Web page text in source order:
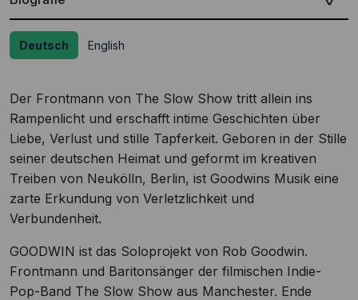
Deutsch English
Der Frontmann von The Slow Show tritt allein ins
Rampenlicht und erschafft intime Geschichten über
Liebe, Verlust und stille Tapferkeit. Geboren in der Stille
seiner deutschen Heimat und geformt im kreativen
Treiben von Neukölln, Berlin, ist Goodwins Musik eine
zarte Erkundung von Verletzlichkeit und
Verbundenheit.
GOODWIN ist das Soloprojekt von Rob Goodwin.
Frontmann und Baritonsänger der filmischen Indie-
Pop-Band The Slow Show aus Manchester. Ende